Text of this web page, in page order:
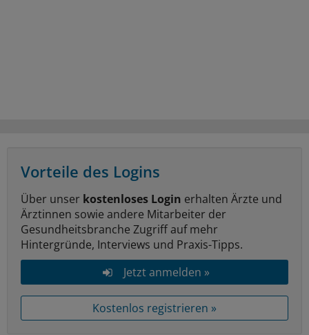
Vorteile des Logins
Über unser kostenloses Login erhalten Ärzte und
Ärztinnen sowie andere Mitarbeiter der
Gesundheitsbranche Zugriff auf mehr
Hintergründe, Interviews und Praxis-Tipps.
Jetzt anmelden »
Kostenlos registrieren »